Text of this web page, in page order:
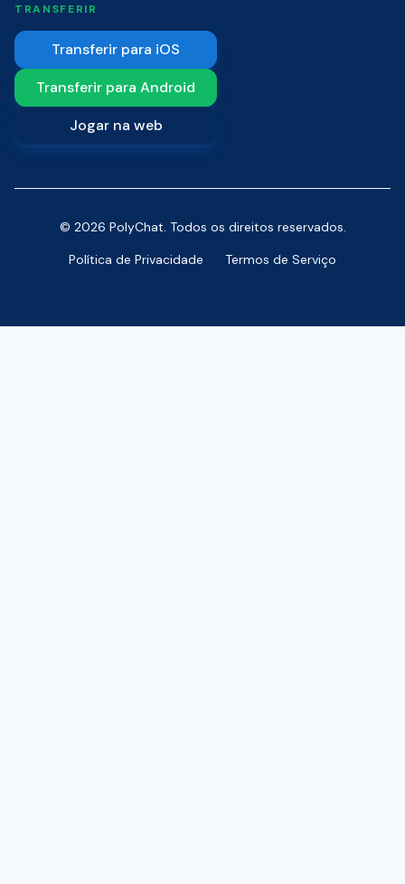
TRANSFERIR
Transferir para iOS
Transferir para Android
Jogar na web
© 2026 PolyChat. Todos os direitos reservados.
Política de Privacidade
Termos de Serviço